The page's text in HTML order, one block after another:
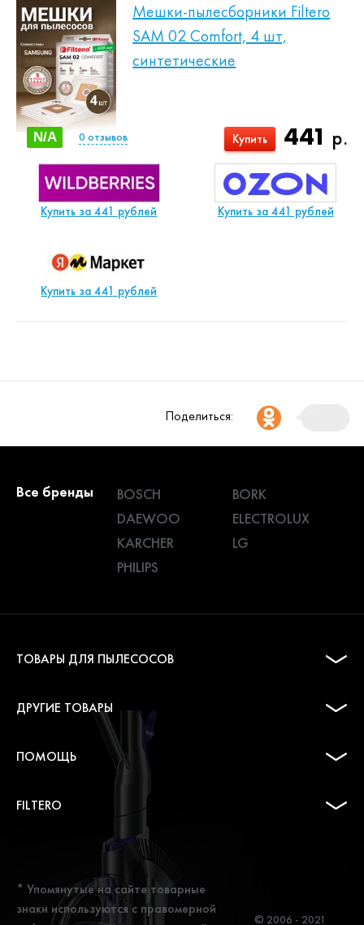
Мешки-пылесборники Filtero
SAM 02 Comfort, 4 шт,
синтетические
441 р.
Купить
N/A 0 отзывов
Купить за 441 рублей Купить за 441 рублей
Купить за 441 рублей
Поделиться:
Все бренды BOSCH
BORK
DAEWOO
ELECTROLUX
KARCHER
LG
PHILIPS
ТОВАРЫ ДЛЯ ПЫЛЕСОСОВ
ДРУГИЕ ТОВАРЫ
ПОМОЩЬ
FILTERO
* Упомянутые на сайте товарные
знаки используются с правомерной
© 2006 - 2021